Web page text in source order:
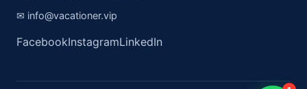
✉ info@vacationer.vip
FacebookInstagramLinkedIn